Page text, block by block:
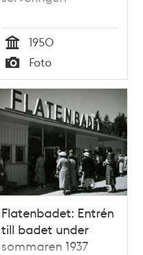
Tid
1950
Typ
Foto
Flatenbadet: Entrén
till badet under
sommaren 1937